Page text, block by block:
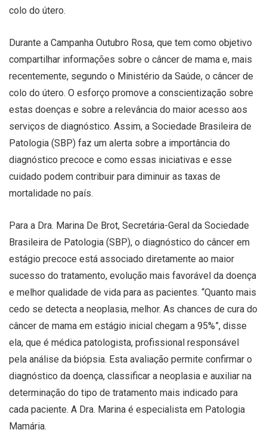
colo do útero.
Durante a Campanha Outubro Rosa, que tem como objetivo
compartilhar informações sobre o câncer de mama e, mais
recentemente, segundo o Ministério da Saúde, o câncer de
colo do útero. O esforço promove a conscientização sobre
estas doenças e sobre a relevância do maior acesso aos
serviços de diagnóstico. Assim, a Sociedade Brasileira de
Patologia (SBP) faz um alerta sobre a importância do
diagnóstico precoce e como essas iniciativas e esse
cuidado podem contribuir para diminuir as taxas de
mortalidade no país.
Para a Dra. Marina De Brot, Secretária-Geral da Sociedade
Brasileira de Patologia (SBP), o diagnóstico do câncer em
estágio precoce está associado diretamente ao maior
sucesso do tratamento, evolução mais favorável da doença
e melhor qualidade de vida para as pacientes. “Quanto mais
cedo se detecta a neoplasia, melhor. As chances de cura do
câncer de mama em estágio inicial chegam a 95%”, disse
ela, que é médica patologista, profissional responsável
pela análise da biópsia. Esta avaliação permite confirmar o
diagnóstico da doença, classificar a neoplasia e auxiliar na
determinação do tipo de tratamento mais indicado para
cada paciente. A Dra. Marina é especialista em Patologia
Mamária.